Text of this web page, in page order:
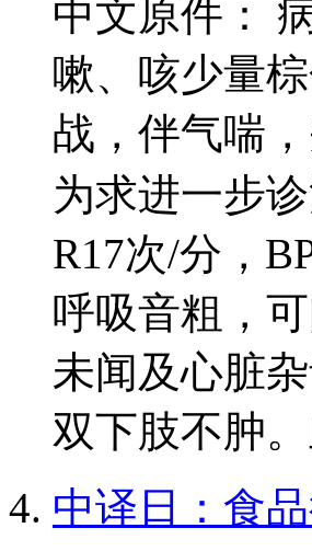
中文原件：
嗽、咳少量
战，伴气喘
为求进一步
R17次/分，
呼吸音粗，
未闻及心脏
双下肢不肿
中译日：食